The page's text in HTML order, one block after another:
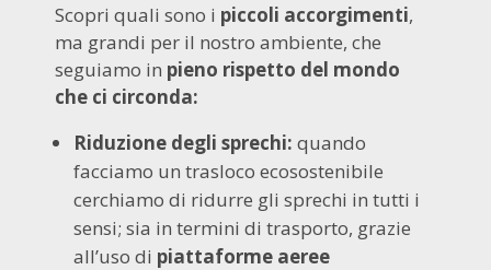
Scopri quali sono i piccoli accorgimenti,
ma grandi per il nostro ambiente, che
seguiamo in pieno rispetto del mondo
che ci circonda:
Riduzione degli sprechi: quando
facciamo un trasloco ecosostenibile
cerchiamo di ridurre gli sprechi in tutti i
sensi; sia in termini di trasporto, grazie
all’uso di piattaforme aeree